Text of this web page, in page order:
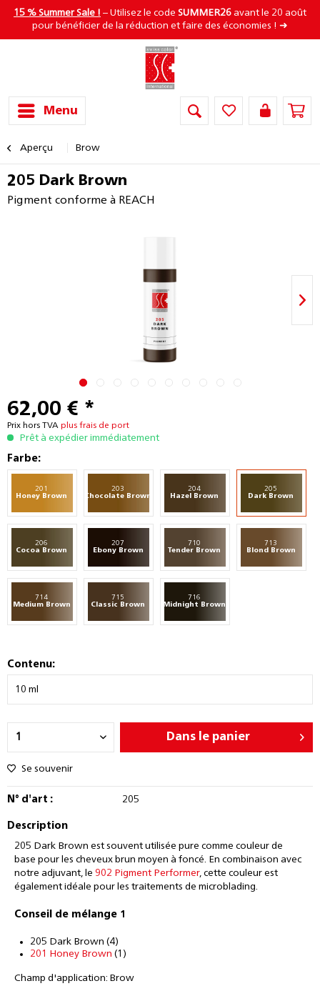
15 % Summer Sale ! – Utilisez le code SUMMER26 avant le 20 août
pour bénéficier de la réduction et faire des économies ! ➜
Menu
Aperçu Brow
205 Dark Brown
Pigment conforme à REACH
62,00 € *
Prix hors TVA plus frais de port
Prêt à expédier immédiatement
Farbe:
201
Honey Brown
203
Chocolate Brown
204
Hazel Brown
205
Dark Brown
206
Cocoa Brown
207
Ebony Brown
710
Tender Brown
713
Blond Brown
714
Medium Brown
715
Classic Brown
716
Midnight Brown
Contenu:
Dans le panier
Se souvenir
N° d'art : 205
Description
205 Dark Brown est souvent utilisée pure comme couleur de
base pour les cheveux brun moyen à foncé. En combinaison avec
notre adjuvant, le 902 Pigment Performer, cette couleur est
également idéale pour les traitements de microblading.
Conseil de mélange 1
205 Dark Brown (4)
201 Honey Brown (1)
Champ d'application: Brow